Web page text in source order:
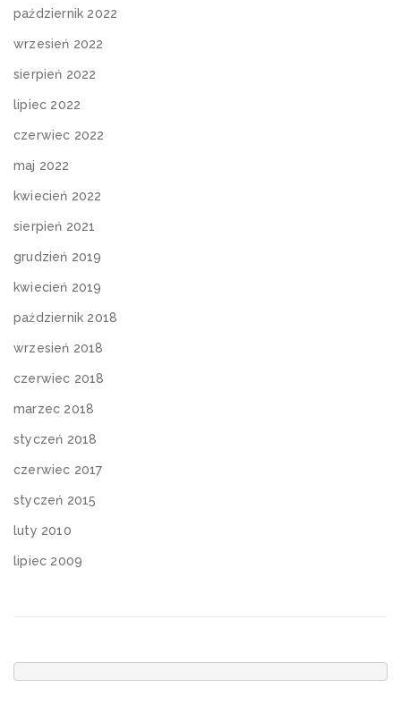
październik 2022
wrzesień 2022
sierpień 2022
lipiec 2022
czerwiec 2022
maj 2022
kwiecień 2022
sierpień 2021
grudzień 2019
kwiecień 2019
październik 2018
wrzesień 2018
czerwiec 2018
marzec 2018
styczeń 2018
czerwiec 2017
styczeń 2015
luty 2010
lipiec 2009